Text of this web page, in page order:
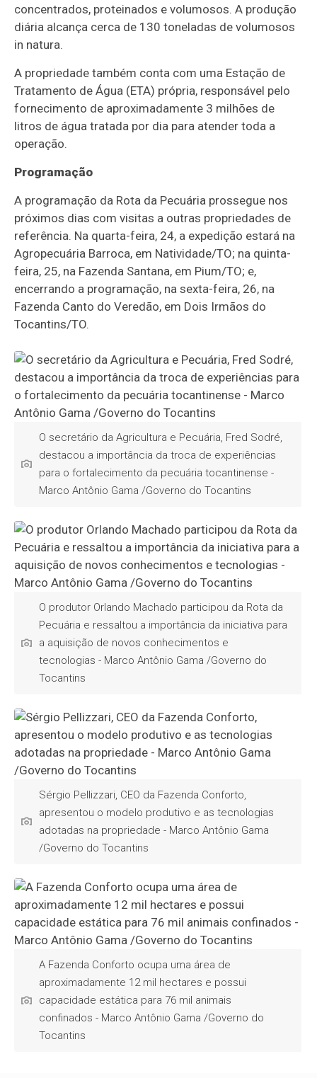
concentrados, proteinados e volumosos. A produção
diária alcança cerca de 130 toneladas de volumosos
in natura.
A propriedade também conta com uma Estação de
Tratamento de Água (ETA) própria, responsável pelo
fornecimento de aproximadamente 3 milhões de
litros de água tratada por dia para atender toda a
operação.
Programação
A programação da Rota da Pecuária prossegue nos
próximos dias com visitas a outras propriedades de
referência. Na quarta-feira, 24, a expedição estará na
Agropecuária Barroca, em Natividade/TO; na quinta-
feira, 25, na Fazenda Santana, em Pium/TO; e,
encerrando a programação, na sexta-feira, 26, na
Fazenda Canto do Veredão, em Dois Irmãos do
Tocantins/TO.
O secretário da Agricultura e Pecuária, Fred Sodré,
destacou a importância da troca de experiências
para o fortalecimento da pecuária tocantinense -
Marco Antônio Gama /Governo do Tocantins
O produtor Orlando Machado participou da Rota da
Pecuária e ressaltou a importância da iniciativa para
a aquisição de novos conhecimentos e
tecnologias - Marco Antônio Gama /Governo do
Tocantins
Sérgio Pellizzari, CEO da Fazenda Conforto,
apresentou o modelo produtivo e as tecnologias
adotadas na propriedade - Marco Antônio Gama
/Governo do Tocantins
A Fazenda Conforto ocupa uma área de
aproximadamente 12 mil hectares e possui
capacidade estática para 76 mil animais
confinados - Marco Antônio Gama /Governo do
Tocantins